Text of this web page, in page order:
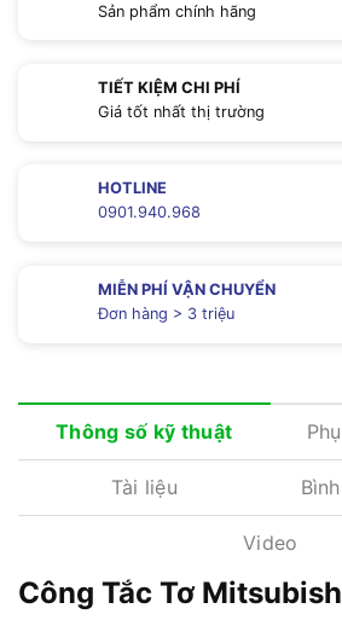
Sản phẩm chính hãng
TIẾT KIỆM CHI PHÍ
Giá tốt nhất thị trường
HOTLINE
0901.940.968
MIỄN PHÍ VẬN CHUYỂN
Đơn hàng > 3 triệu
Thông số kỹ thuật
Tài liệu
Video
Công Tắc Tơ